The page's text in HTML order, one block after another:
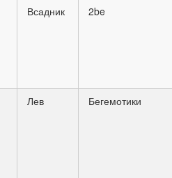
Всадник 2be
Лев Бегемотики